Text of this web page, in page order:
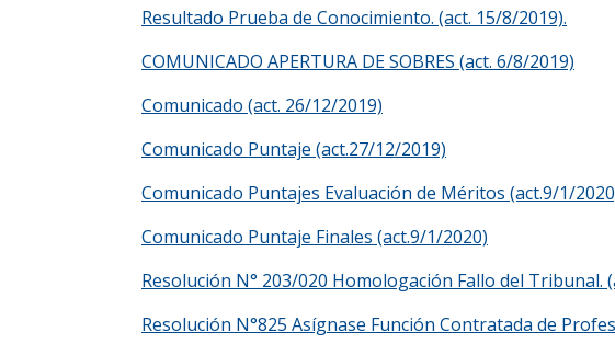
Resultado Prueba de Conocimiento. (act. 15/8/2019).
COMUNICADO APERTURA DE SOBRES (act. 6/8/2019)
Comunicado (act. 26/12/2019)
Comunicado Puntaje (act.27/12/2019)
Comunicado Puntajes Evaluación de Méritos (act.9/1/
Comunicado Puntaje Finales (act.9/1/2020)
Resolución N° 203/020 Homologación Fallo del Tribunal.
Resolución N°825 Asígnase Función Contratada de